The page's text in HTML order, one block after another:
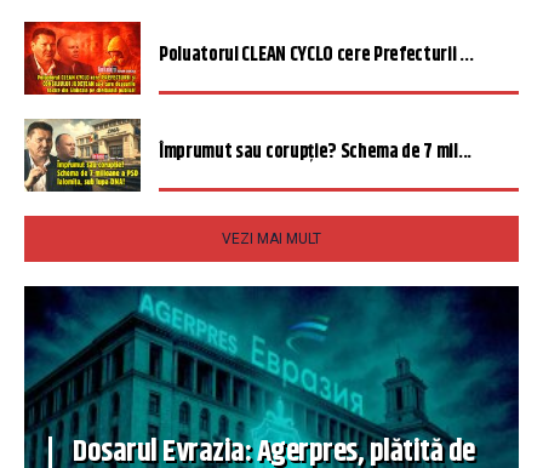
Poluatorul CLEAN CYCLO cere Prefecturii ...
Împrumut sau corupție? Schema de 7 mil...
VEZI MAI MULT
Dosarul Evrazia: Agerpres, plătită de